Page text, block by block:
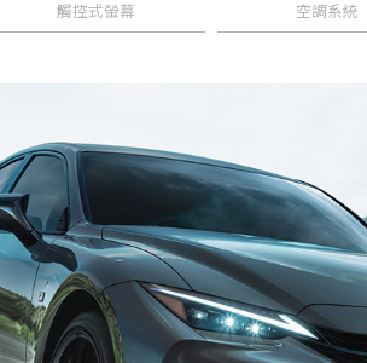
觸控式螢幕 空調系統